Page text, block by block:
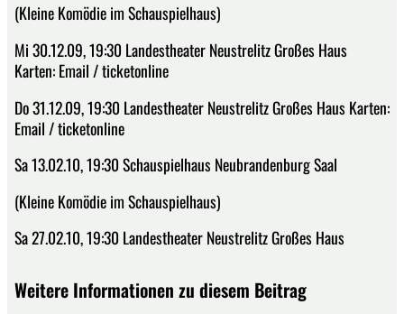
(Kleine Komödie im Schauspielhaus)
Mi 30.12.09, 19:30 Landestheater Neustrelitz Großes Haus
Karten: Email / ticketonline
Do 31.12.09, 19:30 Landestheater Neustrelitz Großes Haus Karten:
Email / ticketonline
Sa 13.02.10, 19:30 Schauspielhaus Neubrandenburg Saal
(Kleine Komödie im Schauspielhaus)
Sa 27.02.10, 19:30 Landestheater Neustrelitz Großes Haus
Weitere Informationen zu diesem Beitrag